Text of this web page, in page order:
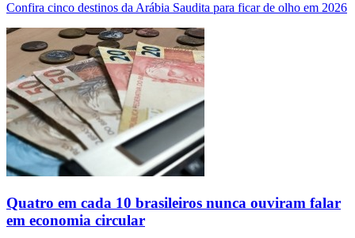
Confira cinco destinos da Arábia Saudita para ficar de olho em 2026
Quatro em cada 10 brasileiros nunca ouviram falar
em economia circular